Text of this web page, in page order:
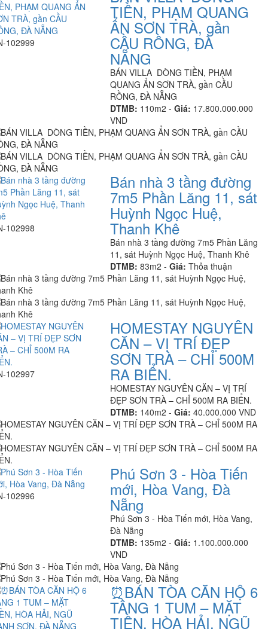
102999
TIỀN, PHẠM QUANG
ẨN SƠN TRÀ, gần
CẦU RỒNG, ĐÀ
NẴNG
BÁN VILLA DÒNG TIỀN, PHẠM
QUANG ẨN SƠN TRÀ, gần CẦU
RỒNG, ĐÀ NẴNG
DTMB: 110m2 -Giá: 17.800.000.000
VND
102998
Bán nhà 3 tầng đường
7m5 Phần Lăng 11, sát
Huỳnh Ngọc Huệ,
Thanh Khê
Bán nhà 3 tầng đường 7m5 Phần Lăng
11, sát Huỳnh Ngọc Huệ, Thanh Khê
DTMB: 83m2 -Giá: Thỏa thuận
102997
HOMESTAY NGUYÊN
CĂN – VỊ TRÍ ĐẸP
SƠN TRÀ – CHỈ 500M
RA BIỂN.
HOMESTAY NGUYÊN CĂN – VỊ TRÍ
ĐẸP SƠN TRÀ – CHỈ 500M RA BIỂN.
DTMB: 140m2 -Giá: 40.000.000 VND
102996
Phú Sơn 3 - Hòa Tiến
mới, Hòa Vang, Đà
Nẵng
Phú Sơn 3 - Hòa Tiến mới, Hòa Vang,
Đà Nẵng
DTMB: 135m2 -Giá: 1.100.000.000
VND
⏰️BÁN TÒA CĂN HỘ 6
TẦNG 1 TUM – MẶT
TIỀN, HÒA HẢI, NGŨ